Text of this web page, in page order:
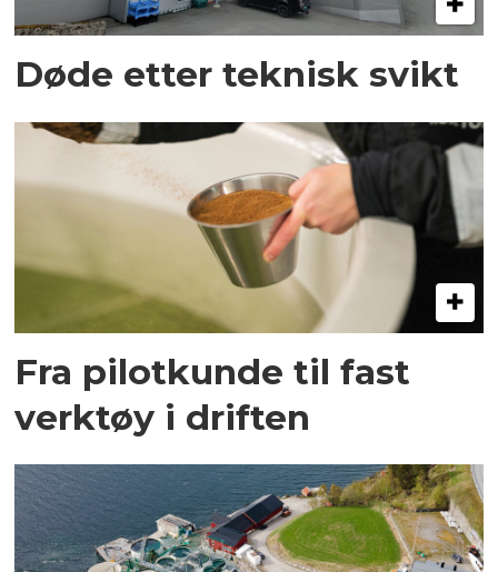
Døde etter teknisk svikt
Fra pilotkunde til fast
verktøy i driften